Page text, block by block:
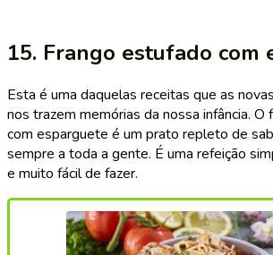
15. Frango estufado com
Esta é uma daquelas receitas que as
nos trazem memórias da nossa infância. O
com esparguete é um prato repleto de
sempre a toda a gente. É uma refeição
e muito fácil de fazer.